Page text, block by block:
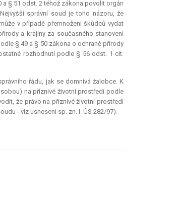
a § 51 odst. 2 téhož zákona povolit orgán
správní soud je toho názoru, že
v případě přemnožení škůdců vydat
a krajiny za současného stanovení
§ 49 a § 50 zákona o ochraně přírody
rozhodnutí podle § 56 odst. 1 cit.
řádu, jak se domnívá žalobce. K
na příznivé životní prostředí podle
že právo na příznivé životní prostředí
- viz usnesení sp. zn. I. ÚS 282/97).